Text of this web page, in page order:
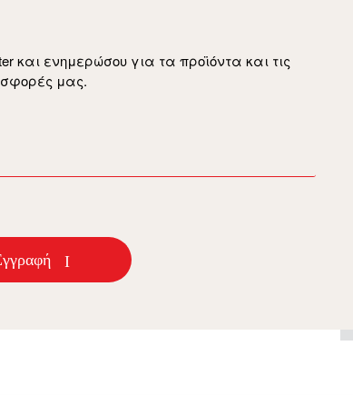
και ενημερώσου για τα προϊόντα και τις
μας.